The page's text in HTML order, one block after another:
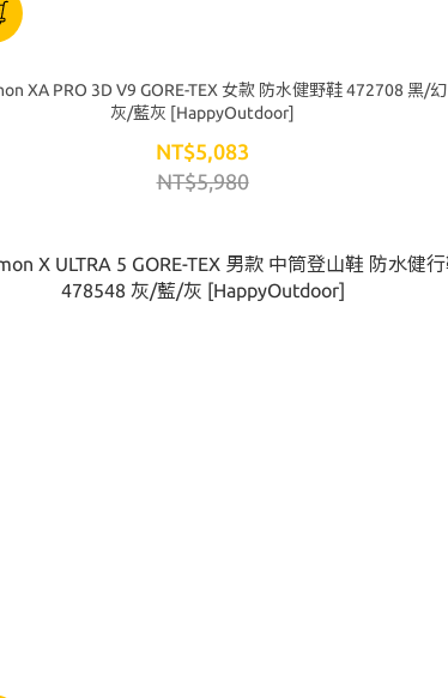
XA PRO 3D V9 GORE-TEX 女款 防水健野鞋 472708 黑/幻
灰/藍灰 [HappyOutdoor]
NT$5,083
NT$5,980